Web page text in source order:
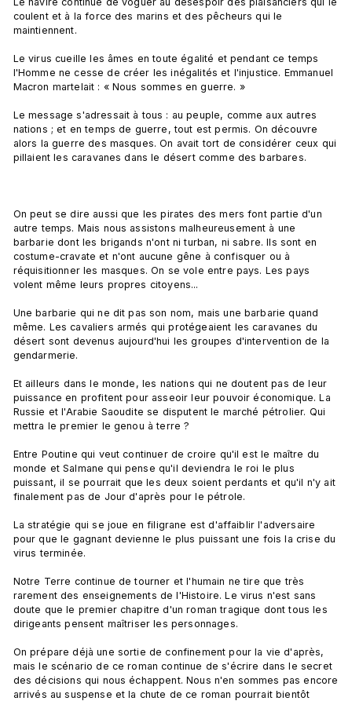
coulent et à la force des marins et des pêcheurs qui le
maintiennent.
Le virus cueille les âmes en toute égalité et pendant ce temps
l'Homme ne cesse de créer les inégalités et l'injustice. Emmanuel
Macron martelait : « Nous sommes en guerre. »
Le message s'adressait à tous : au peuple, comme aux autres
nations ; et en temps de guerre, tout est permis. On découvre
alors la guerre des masques. On avait tort de considérer ceux qui
pillaient les caravanes dans le désert comme des barbares.
On peut se dire aussi que les pirates des mers font partie d'un
autre temps. Mais nous assistons malheureusement à une
barbarie dont les brigands n'ont ni turban, ni sabre. Ils sont en
costume-cravate et n'ont aucune gêne à confisquer ou à
réquisitionner les masques. On se vole entre pays. Les pays
volent même leurs propres citoyens...
Une barbarie qui ne dit pas son nom, mais une barbarie quand
même. Les cavaliers armés qui protégeaient les caravanes du
désert sont devenus aujourd'hui les groupes d'intervention de la
gendarmerie.
Et ailleurs dans le monde, les nations qui ne doutent pas de leur
puissance en profitent pour asseoir leur pouvoir économique. La
Russie et l'Arabie Saoudite se disputent le marché pétrolier. Qui
mettra le premier le genou à terre ?
Entre Poutine qui veut continuer de croire qu'il est le maître du
monde et Salmane qui pense qu'il deviendra le roi le plus
puissant, il se pourrait que les deux soient perdants et qu'il n'y ait
finalement pas de Jour d'après pour le pétrole.
La stratégie qui se joue en filigrane est d'affaiblir l'adversaire
pour que le gagnant devienne le plus puissant une fois la crise du
virus terminée.
Notre Terre continue de tourner et l'humain ne tire que très
rarement des enseignements de l'Histoire. Le virus n'est sans
doute que le premier chapitre d'un roman tragique dont tous les
dirigeants pensent maîtriser les personnages.
On prépare déjà une sortie de confinement pour la vie d'après,
mais le scénario de ce roman continue de s'écrire dans le secret
des décisions qui nous échappent. Nous n'en sommes pas encore
arrivés au suspense et la chute de ce roman pourrait bientôt